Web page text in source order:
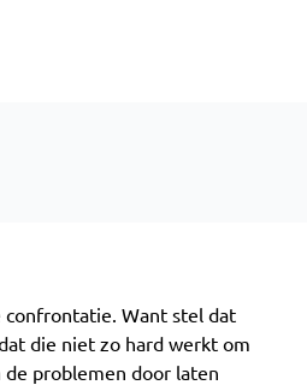
confrontatie. Want stel dat
die niet zo hard werkt om
problemen door laten